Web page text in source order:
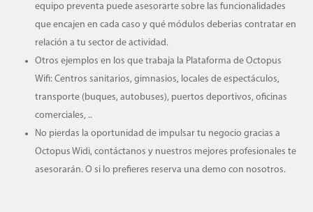
equipo preventa puede asesorarte sobre las funcionalidades
que encajen en cada caso y qué módulos deberias contratar en
relación a tu sector de actividad.
Otros ejemplos en los que trabaja la Plataforma de Octopus
Wifi: Centros sanitarios, gimnasios, locales de espectáculos,
transporte (buques, autobuses), puertos deportivos, oficinas
comerciales, ..
No pierdas la oportunidad de impulsar tu negocio gracias a
Octopus Widi, contáctanos y nuestros mejores profesionales te
asesorarán. O si lo prefieres reserva una demo con nosotros.